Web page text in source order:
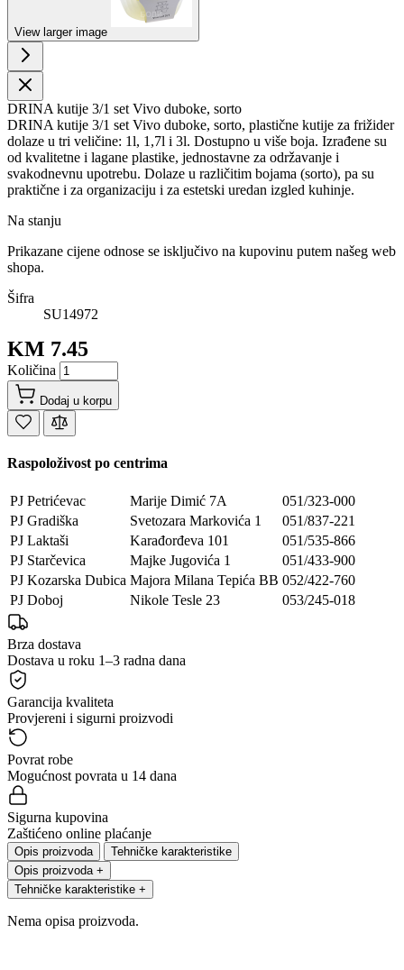
View larger image
DRINA kutije 3/1 set Vivo duboke, sorto
DRINA kutije 3/1 set Vivo duboke, sorto, plastične kutije za frižider
dolaze u tri veličine: 1l, 1,7l i 3l. Dostupno u više boja. Izrađene su
od kvalitetne i lagane plastike, jednostavne za održavanje i
svakodnevnu upotrebu. Dolaze u različitim bojama (sorto), pa su
praktične i za organizaciju i za estetski uredan izgled kuhinje.
Na stanju
Prikazane cijene odnose se isključivo na kupovinu putem našeg web
shopa.
Šifra
SU14972
KM 7.45
Količina
Dodaj u korpu
Raspoloživost po centrima
PJ Petrićevac Marije Dimić 7A
051/323-000
PJ Gradiška
Svetozara Markovića 1
051/837-221
PJ Laktaši
Karađorđeva 101
051/535-866
PJ Starčevica
Majke Jugovića 1
051/433-900
PJ Kozarska Dubica Majora Milana Tepića BB 052/422-760
PJ Doboj
Nikole Tesle 23 053/245-018
Brza dostava
Dostava u roku 1–3 radna dana
Garancija kvaliteta
Provjereni i sigurni proizvodi
Povrat robe
Mogućnost povrata u 14 dana
Sigurna kupovina
Zaštićeno online plaćanje
Opis proizvoda
Tehničke karakteristike
Opis proizvoda +
Tehničke karakteristike +
Nema opisa proizvoda.